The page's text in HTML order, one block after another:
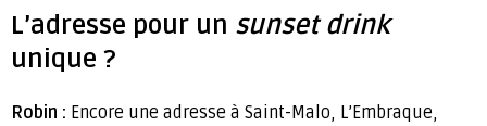
L’adresse pour un sunset drink
unique ?
Robin : Encore une adresse à Saint-Malo, L’Embraque,